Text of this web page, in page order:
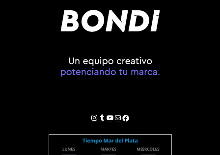
Instagram
Tumblr
YouTube
Correo electrónico
Facebook